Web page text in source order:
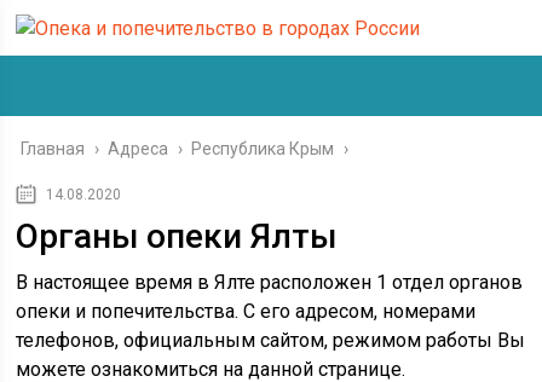
Главная › Адреса › Республика Крым ›
14.08.2020
Органы опеки Ялты
В настоящее время в Ялте расположен 1 отдел органов
опеки и попечительства. С его адресом, номерами
телефонов, официальным сайтом, режимом работы Вы
можете ознакомиться на данной странице.